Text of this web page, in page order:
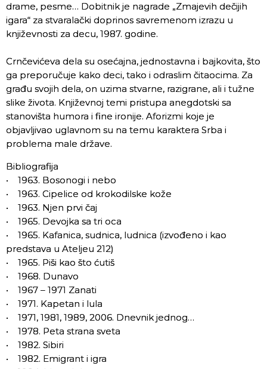
drame, pesme… Dobitnik je nagrade „Zmajevih dečijih
igara“ za stvaralački doprinos savremenom izrazu u
književnosti za decu, 1987. godine.
Crnčevićeva dela su osećajna, jednostavna i bajkovita, što
ga preporučuje kako deci, tako i odraslim čitaocima. Za
građu svojih dela, on uzima stvarne, razigrane, ali i tužne
slike života. Književnoj temi pristupa anegdotski sa
stanovišta humora i fine ironije. Aforizmi koje je
objavljivao uglavnom su na temu karaktera Srba i
problema male države.
Bibliografija
• 1963. Bosonogi i nebo
• 1963. Cipelice od krokodilske kože
• 1963. Njen prvi čaj
• 1965. Devojka sa tri oca
• 1965. Kafanica, sudnica, ludnica (izvođeno i kao
predstava u Ateljeu 212)
• 1965. Piši kao što ćutiš
• 1968. Dunavo
• 1967 – 1971 Zanati
• 1971. Kapetan i lula
• 1971, 1981, 1989, 2006. Dnevnik jednog…
• 1978. Peta strana sveta
• 1982. Sibiri
• 1982. Emigrant i igra